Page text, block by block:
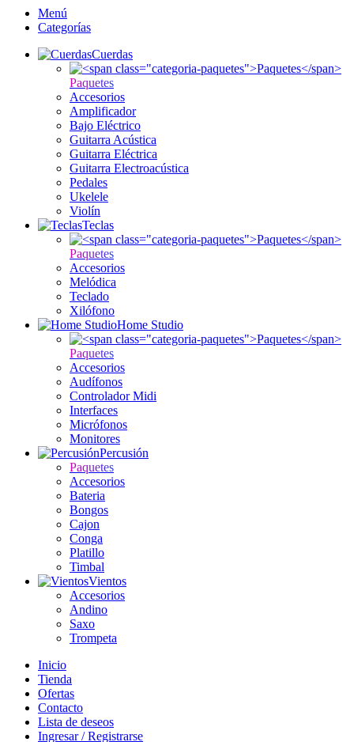
Menú
Categorías
Cuerdas
Paquetes
Accesorios
Amplificador
Bajo Eléctrico
Guitarra Acústica
Guitarra Eléctrica
Guitarra Electroacústica
Pedales
Ukelele
Violín
Teclas
Paquetes
Accesorios
Melódica
Teclado
Xilófono
Home Studio
Paquetes
Accesorios
Audífonos
Controlador Midi
Interfaces
Micrófonos
Monitores
Percusión
Paquetes
Accesorios
Bateria
Bongos
Cajon
Conga
Platillo
Timbal
Vientos
Accesorios
Andino
Saxo
Trompeta
Inicio
Tienda
Ofertas
Contacto
Lista de deseos
Ingresar / Registrarse